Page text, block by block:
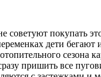
советуют покупать
дети бегают
сезона
пришить все